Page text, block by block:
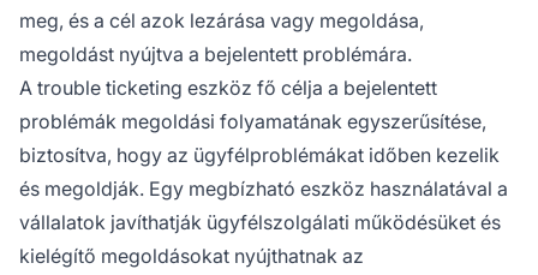
meg, és a cél azok lezárása vagy megoldása,
megoldást nyújtva a bejelentett problémára.
A trouble ticketing eszköz fő célja a bejelentett
problémák megoldási folyamatának egyszerűsítése,
biztosítva, hogy az ügyfélproblémákat időben kezelik
és megoldják. Egy megbízható eszköz használatával a
vállalatok javíthatják ügyfélszolgálati működésüket és
kielégítő megoldásokat nyújthatnak az